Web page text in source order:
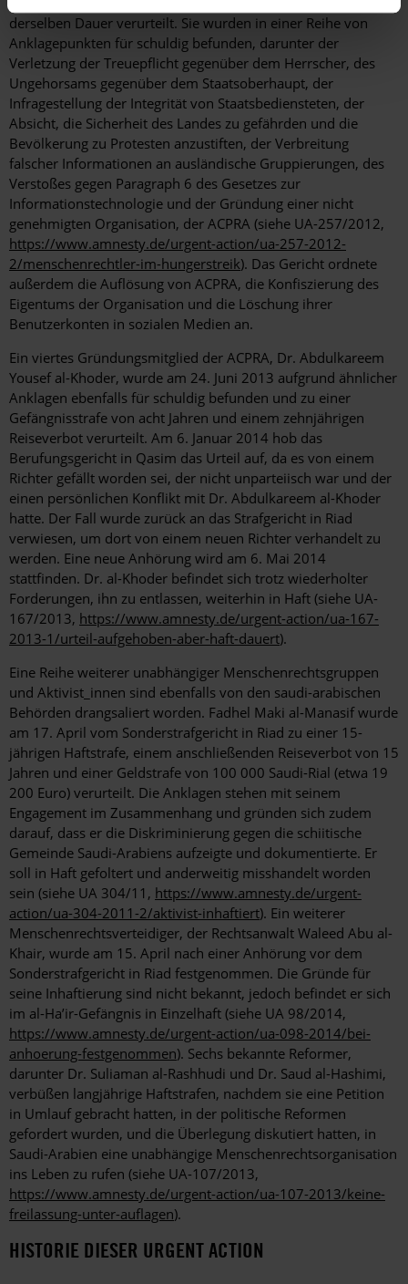
derselben Dauer verurteilt. Sie wurden in einer Reihe von
Anklagepunkten für schuldig befunden, darunter der
Verletzung der Treuepflicht gegenüber dem Herrscher, des
Ungehorsams gegenüber dem Staatsoberhaupt, der
Infragestellung der Integrität von Staatsbediensteten, der
Absicht, die Sicherheit des Landes zu gefährden und die
Bevölkerung zu Protesten anzustiften, der Verbreitung
falscher Informationen an ausländische Gruppierungen, des
Verstoßes gegen Paragraph 6 des Gesetzes zur
Informationstechnologie und der Gründung einer nicht
genehmigten Organisation, der ACPRA (siehe UA-257/2012,
https://www.amnesty.de/urgent-action/ua-257-2012-
2/menschenrechtler-im-hungerstreik). Das Gericht ordnete
außerdem die Auflösung von ACPRA, die Konfiszierung des
Eigentums der Organisation und die Löschung ihrer
Benutzerkonten in sozialen Medien an.
Ein viertes Gründungsmitglied der ACPRA, Dr. Abdulkareem
Yousef al-Khoder, wurde am 24. Juni 2013 aufgrund ähnlicher
Anklagen ebenfalls für schuldig befunden und zu einer
Gefängnisstrafe von acht Jahren und einem zehnjährigen
Reiseverbot verurteilt. Am 6. Januar 2014 hob das
Berufungsgericht in Qasim das Urteil auf, da es von einem
Richter gefällt worden sei, der nicht unparteiisch war und der
einen persönlichen Konflikt mit Dr. Abdulkareem al-Khoder
hatte. Der Fall wurde zurück an das Strafgericht in Riad
verwiesen, um dort von einem neuen Richter verhandelt zu
werden. Eine neue Anhörung wird am 6. Mai 2014
stattfinden. Dr. al-Khoder befindet sich trotz wiederholter
Forderungen, ihn zu entlassen, weiterhin in Haft (siehe UA-
167/2013, https://www.amnesty.de/urgent-action/ua-167-
2013-1/urteil-aufgehoben-aber-haft-dauert).
Eine Reihe weiterer unabhängiger Menschenrechtsgruppen
und Aktivist_innen sind ebenfalls von den saudi-arabischen
Behörden drangsaliert worden. Fadhel Maki al-Manasif wurde
am 17. April vom Sonderstrafgericht in Riad zu einer 15-
jährigen Haftstrafe, einem anschließenden Reiseverbot von 15
Jahren und einer Geldstrafe von 100 000 Saudi-Rial (etwa 19
200 Euro) verurteilt. Die Anklagen stehen mit seinem
Engagement im Zusammenhang und gründen sich zudem
darauf, dass er die Diskriminierung gegen die schiitische
Gemeinde Saudi-Arabiens aufzeigte und dokumentierte. Er
soll in Haft gefoltert und anderweitig misshandelt worden
sein (siehe UA 304/11, https://www.amnesty.de/urgent-
action/ua-304-2011-2/aktivist-inhaftiert). Ein weiterer
Menschenrechtsverteidiger, der Rechtsanwalt Waleed Abu al-
Khair, wurde am 15. April nach einer Anhörung vor dem
Sonderstrafgericht in Riad festgenommen. Die Gründe für
seine Inhaftierung sind nicht bekannt, jedoch befindet er sich
im al-Ha’ir-Gefängnis in Einzelhaft (siehe UA 98/2014,
https://www.amnesty.de/urgent-action/ua-098-2014/bei-
anhoerung-festgenommen). Sechs bekannte Reformer,
darunter Dr. Suliaman al-Rashhudi und Dr. Saud al-Hashimi,
verbüßen langjährige Haftstrafen, nachdem sie eine Petition
in Umlauf gebracht hatten, in der politische Reformen
gefordert wurden, und die Überlegung diskutiert hatten, in
Saudi-Arabien eine unabhängige Menschenrechtsorganisation
ins Leben zu rufen (siehe UA-107/2013,
https://www.amnesty.de/urgent-action/ua-107-2013/keine-
freilassung-unter-auflagen).
HISTORIE DIESER URGENT ACTION